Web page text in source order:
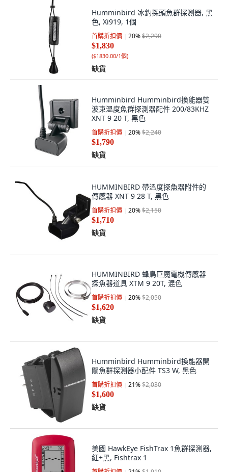
Humminbird 冰釣探頭魚群探測器, 黑
色, Xi919, 1個
首購折扣價 20%$2,290
$1,830
($1830.00/1個)
缺貨
Humminbird Humminbird換能器雙
波束溫度魚群探測器配件 200/83KHZ
XNT 9 20 T, 黑色
首購折扣價 20%$2,240
$1,790
缺貨
HUMMINBIRD 帶溫度探魚器附件的
傳感器 XNT 9 28 T, 黑色
首購折扣價 20%$2,150
$1,710
缺貨
HUMMINBIRD 蜂鳥巨魔電機傳感器
探魚器道具 XTM 9 20T, 混色
首購折扣價 20%$2,050
$1,620
缺貨
Humminbird Humminbird換能器開
關魚群探測器小配件 TS3 W, 黑色
首購折扣價 21%$2,030
$1,600
缺貨
美國 HawkEye FishTrax 1魚群探測器,
紅+黑, Fishtrax 1